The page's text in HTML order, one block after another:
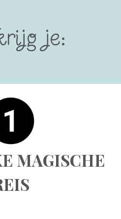
je:
MAGISCHE